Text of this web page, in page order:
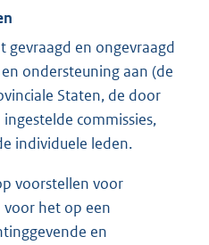
gevraagd en ongevraagd
ondersteuning aan (de
Staten, de door
commissies,
individuele leden.
voorstellen voor
voor het op een
en